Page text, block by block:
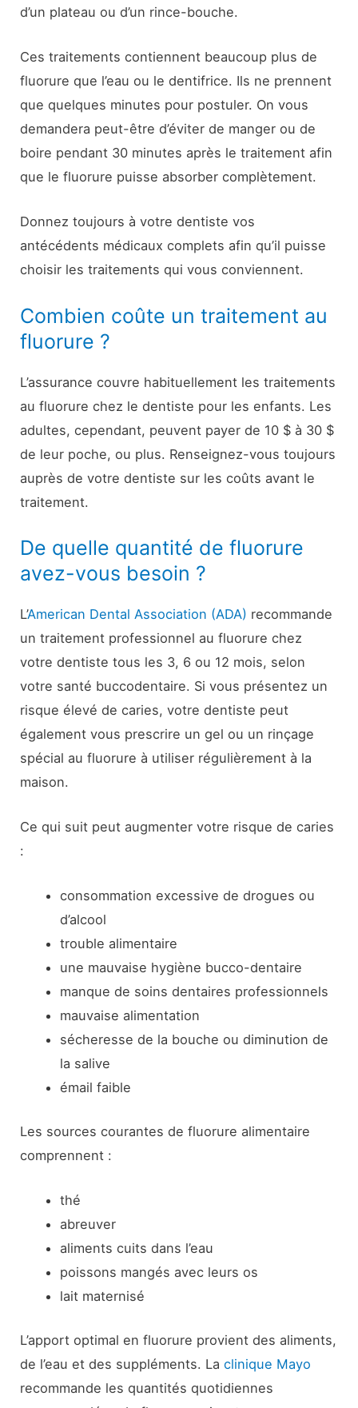
d’un plateau ou d’un rince-bouche.
Ces traitements contiennent beaucoup plus de
fluorure que l’eau ou le dentifrice. Ils ne prennent
que quelques minutes pour postuler. On vous
demandera peut-être d’éviter de manger ou de
boire pendant 30 minutes après le traitement afin
que le fluorure puisse absorber complètement.
Donnez toujours à votre dentiste vos
antécédents médicaux complets afin qu’il puisse
choisir les traitements qui vous conviennent.
Combien coûte un traitement au
fluorure ?
L’assurance couvre habituellement les traitements
au fluorure chez le dentiste pour les enfants. Les
adultes, cependant, peuvent payer de 10 $ à 30 $
de leur poche, ou plus. Renseignez-vous toujours
auprès de votre dentiste sur les coûts avant le
traitement.
De quelle quantité de fluorure
avez-vous besoin ?
L’American Dental Association (ADA) recommande
un traitement professionnel au fluorure chez
votre dentiste tous les 3, 6 ou 12 mois, selon
votre santé buccodentaire. Si vous présentez un
risque élevé de caries, votre dentiste peut
également vous prescrire un gel ou un rinçage
spécial au fluorure à utiliser régulièrement à la
maison.
Ce qui suit peut augmenter votre risque de caries
:
consommation excessive de drogues ou
d’alcool
trouble alimentaire
une mauvaise hygiène bucco-dentaire
manque de soins dentaires professionnels
mauvaise alimentation
sécheresse de la bouche ou diminution de
la salive
émail faible
Les sources courantes de fluorure alimentaire
comprennent :
thé
abreuver
aliments cuits dans l’eau
poissons mangés avec leurs os
lait maternisé
L’apport optimal en fluorure provient des aliments,
de l’eau et des suppléments. Laclinique Mayo
recommande les quantités quotidiennes